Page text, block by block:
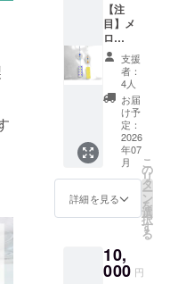
【注
目】メ
ロ
ディ・
アー
ティス
トによ
る ○。
アート
風鈴。○
第一
段！1つ
支援
者：
4人
お届
け予
定：
2026
年07
月
詳細を見る
こ
の
リ
タ
ー
ン
を
選
択
す
る
10,
000 円